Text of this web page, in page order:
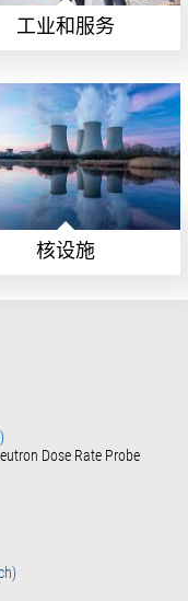
工业和服务
核设施
Dose Rate Probe